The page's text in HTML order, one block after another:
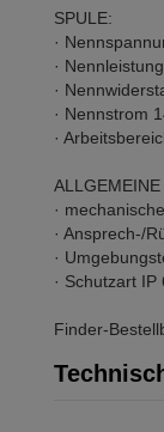
SPULE:
·
·
·
· Nennstrom
·
ALLGEMEINE
·
· Ansprech-/
·
· Schutzart IP
Finder-